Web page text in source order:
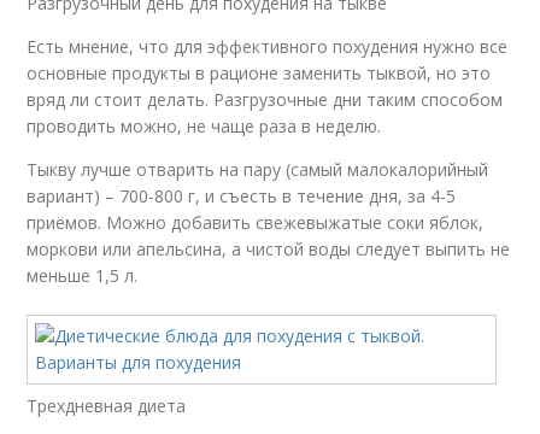
Есть мнение, что для эффективного похудения нужно все
основные продукты в рационе заменить тыквой, но это
вряд ли стоит делать. Разгрузочные дни таким способом
проводить можно, не чаще раза в неделю.
Тыкву лучше отварить на пару (самый малокалорийный
вариант) – 700-800 г, и съесть в течение дня, за 4-5
приёмов. Можно добавить свежевыжатые соки яблок,
моркови или апельсина, а чистой воды следует выпить не
меньше 1,5 л.
Трехдневная диета